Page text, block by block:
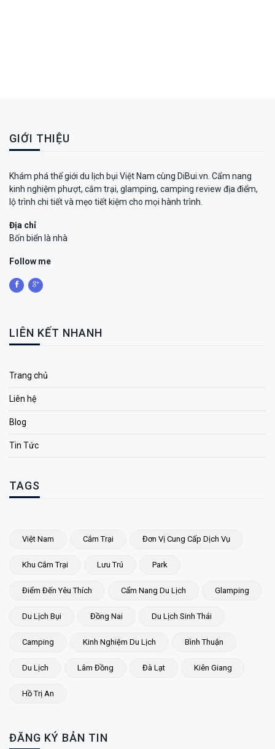
GIỚI THIỆU
Khám phá thế giới du lịch bụi Việt Nam cùng DiBui.vn. Cẩm nang
kinh nghiệm phượt, cắm trại, glamping, camping review địa điểm,
lộ trình chi tiết và mẹo tiết kiệm cho mọi hành trình.
Địa chỉ
Bốn biển là nhà
Follow me
LIÊN KẾT NHANH
Trang chủ
Liên hệ
Blog
Tin Tức
TAGS
Việt Nam Cắm Trại Đơn Vị Cung Cấp Dịch Vụ
Khu Cắm Trại Lưu Trú Park
Điểm Đến Yêu Thích Cẩm Nang Du Lịch Glamping
Du Lịch Bụi Đồng Nai Du Lịch Sinh Thái
Camping Kinh Nghiệm Du Lịch Bình Thuận
Du Lịch Lâm Đồng Đà Lạt Kiên Giang
Hồ Trị An
ĐĂNG KÝ BẢN TIN